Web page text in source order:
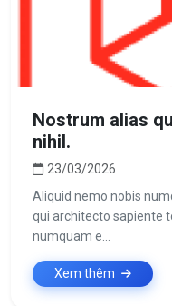
Nostrum alias
nihil.
23/03/2026
Aliquid nemo nobis
qui architecto sapiente
numquam e...
Xem thêm